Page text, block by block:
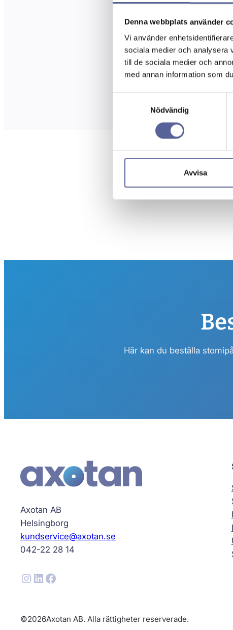
Denna webbplats använder
Vi använder
sociala medier och analysera
till de sociala medier och
med annan information som
Nödvändig
Avvisa
Här kan du beställa
Axotan AB
Helsingborg
kundservice@axotan.se
042-22 28 14
Instagram LinkedIn Facebook
©2026Axotan AB. Alla rättigheter reserverade.